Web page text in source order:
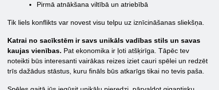
Pirmā atnākšana viltībā un atriebībā
Tik liels konflikts var novest visu telpu uz iznīcināšanas sliekšņa.
Katrai no sacīkstēm ir savs unikāls vadības stils un savas
kaujas vienības. Pat ekonomika ir ļoti atšķirīga. Tāpēc tev
noteikti būs interesanti vairākas reizes iziet cauri spēlei un redzēt
trīs dažādus stāstus, kuru fināls būs atkarīgs tikai no tevis paša.